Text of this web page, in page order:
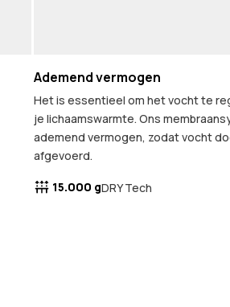
Ademend vermogen
Het is essentieel om het vocht te
je lichaamswarmte. Ons
ademend vermogen, zodat vocht
afgevoerd.
15.000 gDRY Tech